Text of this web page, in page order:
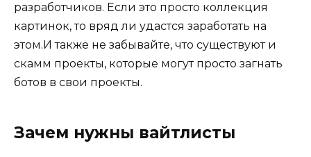
разработчиков. Если это просто коллекция
картинок, то вряд ли удастся заработать на
этом.И также не забывайте, что существуют и
скамм проекты, которые могут просто загнать
ботов в свои проекты.⠀
Зачем нужны вайтлисты